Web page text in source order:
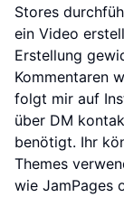
Stores
ein Video
Erstellung
Kommentaren
folgt mir auf
über DM
benötigt. Ihr
Themes
wie JamPages